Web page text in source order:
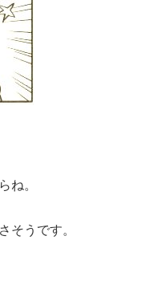
ね。
そうです。